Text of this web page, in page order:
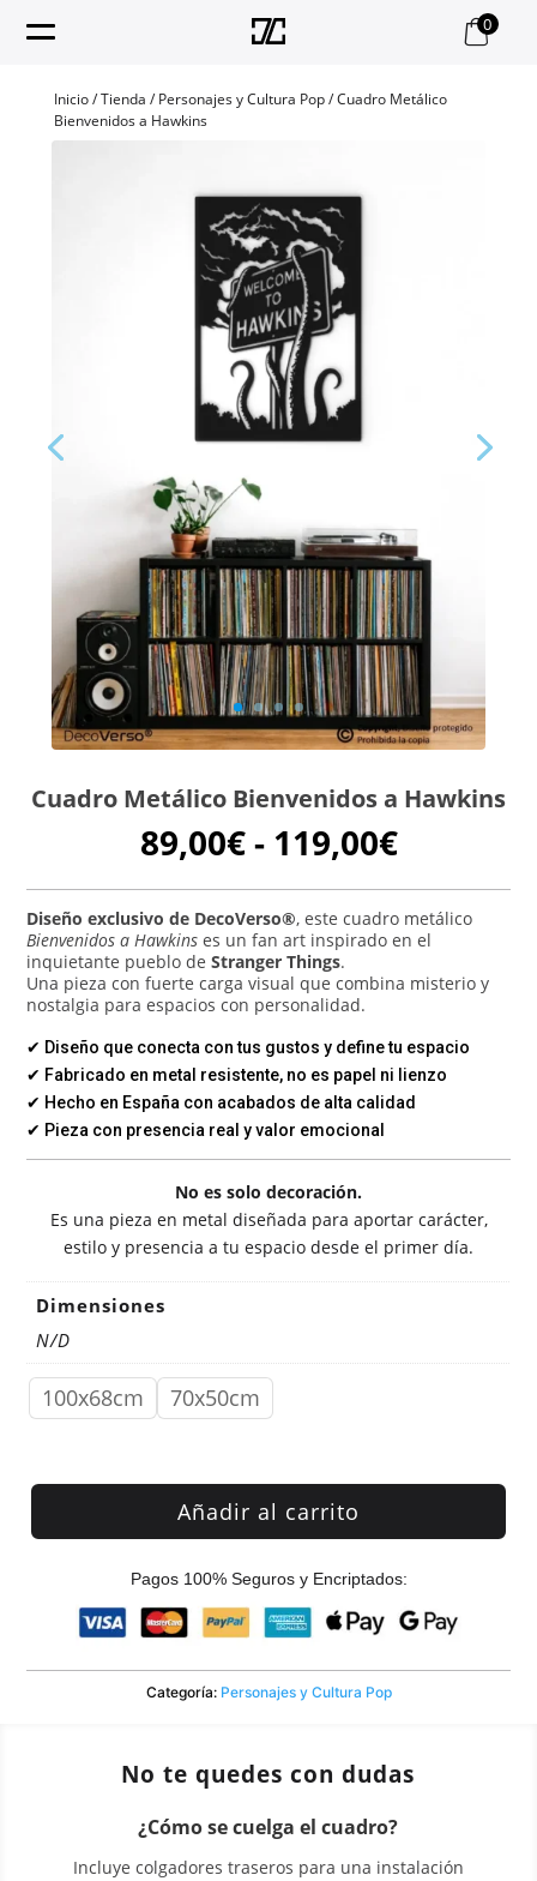
0
Inicio/Tienda /Personajes y Cultura Pop/ Cuadro Metálico
Bienvenidos a Hawkins
Cuadro Metálico Bienvenidos a Hawkins
89,00€- 119,00€Rango
de
precios:
desde
89,00€
hasta
119,00€
Diseño exclusivo de DecoVerso®, este cuadro metálico
Bienvenidos a Hawkins es un fan art inspirado en el
inquietante pueblo deStranger Things.
Una pieza con fuerte carga visual que combina misterio y
nostalgia para espacios con personalidad.
✔ Diseño que conecta con tus gustos y define tu espacio
✔ Fabricado en metal resistente, no es papel ni lienzo
✔ Hecho en España con acabados de alta calidad
✔ Pieza con presencia real y valor emocional
No es solo decoración.
Es una pieza en metal diseñada para aportar carácter,
estilo y presencia a tu espacio desde el primer día.
Dimensiones
N/D
100x68cm 70x50cm
Añadir al carrito
Pagos 100% Seguros y Encriptados:
Categoría: Personajes y Cultura Pop
No te quedes con dudas
¿Cómo se cuelga el cuadro?
Incluye colgadores traseros para una instalación